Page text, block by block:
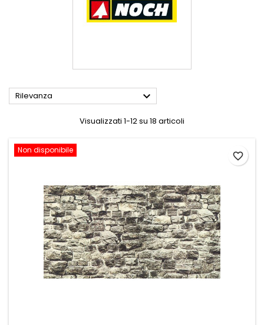
Rilevanza 
Visualizzati 1-12 su 18 articoli
Non disponibile
favorite_border